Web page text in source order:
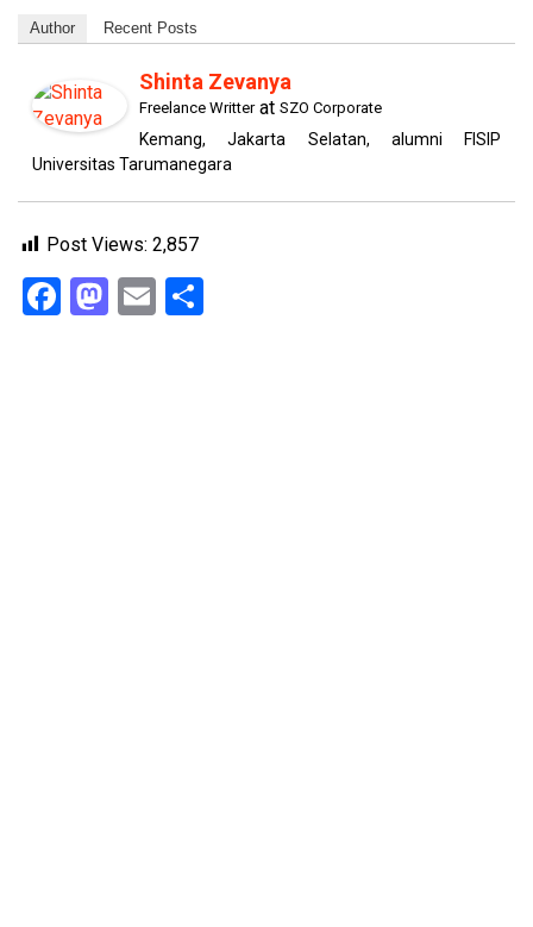
Author Recent Posts
Shinta Zevanya
Freelance Writterat SZO Corporate
Kemang, Jakarta Selatan, alumni FISIP
Universitas Tarumanegara
Post Views: 2,857
Facebook
Mastodon
Email